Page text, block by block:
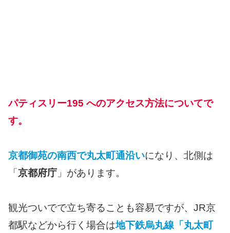
パティスリー195 へのアクセス方法についてで
す。
京都御苑の南西で丸太町通沿いになり、北側は
「京都府庁 」があります。
観光ついでで立ち寄ることも容易ですが、JR京
都駅などから行く場合は地下鉄烏丸線「丸太町